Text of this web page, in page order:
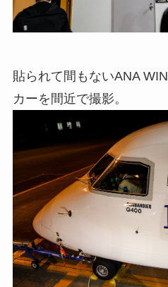
貼られて間もないANA
カーを間近で撮影。